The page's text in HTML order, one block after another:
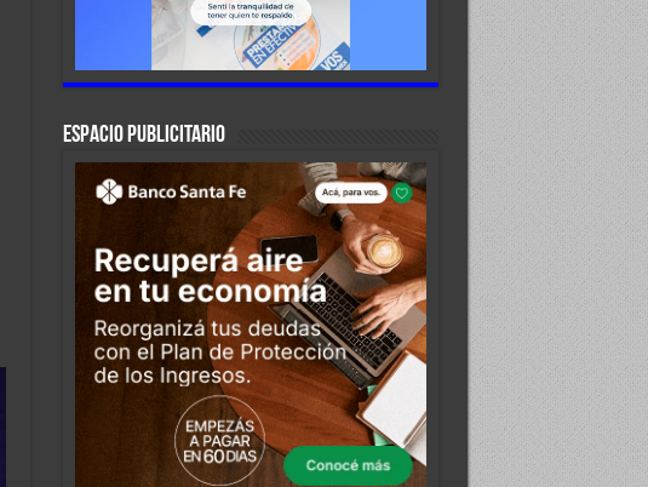
ESPACIO PUBLICITARIO